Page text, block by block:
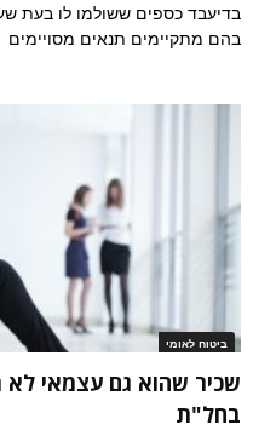
בדיעבד כספים ששולמו לו בעת
בהם מתקיימים תנאים מסויימים
ביטוח לאומי
שכיר שהוא גם עצמאי לא
בחל"ת